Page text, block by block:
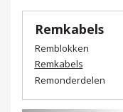
Remkabels
Remblokken
Remkabels
Remonderdelen